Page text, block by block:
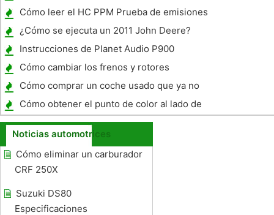
identificación del vehículo
Cómo leer el HC PPM Prueba de emisiones
¿Cómo se ejecuta un 2011 John Deere?
Instrucciones de Planet Audio P900
Cómo cambiar los frenos y rotores
delanteros de disco en un 2007 Camry
Cómo comprar un coche usado que ya no
se Producido
Cómo obtener el punto de color al lado de
nuevos flancos del neumático
Noticias automotrices
Cómo eliminar un carburador
CRF 250X
Suzuki DS80
Especificaciones